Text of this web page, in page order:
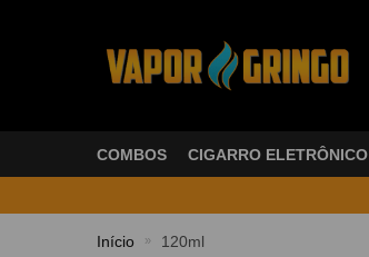
COMBOS CIGARRO ELETRÔNICO
Início » 120ml